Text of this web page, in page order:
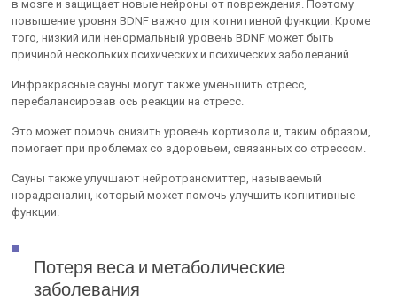
в мозге и защищает новые нейроны от повреждения. Поэтому
повышение уровня BDNF важно для когнитивной функции. Кроме
того, низкий или ненормальный уровень BDNF может быть
причиной нескольких психических и психических заболеваний.
Инфракрасные сауны могут также уменьшить стресс,
перебалансировав ось реакции на стресс.
Это может помочь снизить уровень кортизола и, таким образом,
помогает при проблемах со здоровьем, связанных со стрессом.
Сауны также улучшают нейротрансмиттер, называемый
норадреналин, который может помочь улучшить когнитивные
функции.
Потеря веса и метаболические
заболевания